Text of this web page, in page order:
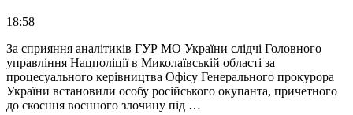
18:58
За сприяння аналітиків ГУР МО України слідчі Головного
управління Нацполіції в Миколаївській області за
процесуального керівництва Офісу Генерального прокурора
України встановили особу російського окупанта, причетного
до скоєння воєнного злочину під …